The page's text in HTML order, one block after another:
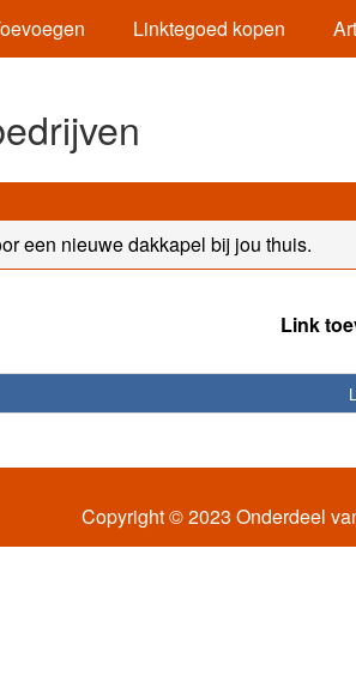
Linktegoed kopen
een nieuwe dakkapel bij jou thuis.
Link
Copyright © 2023 Onderdeel